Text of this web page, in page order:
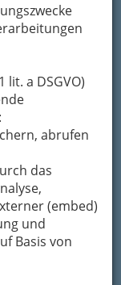
a DSGVO)
abrufen
das
(embed)
und
Basis von